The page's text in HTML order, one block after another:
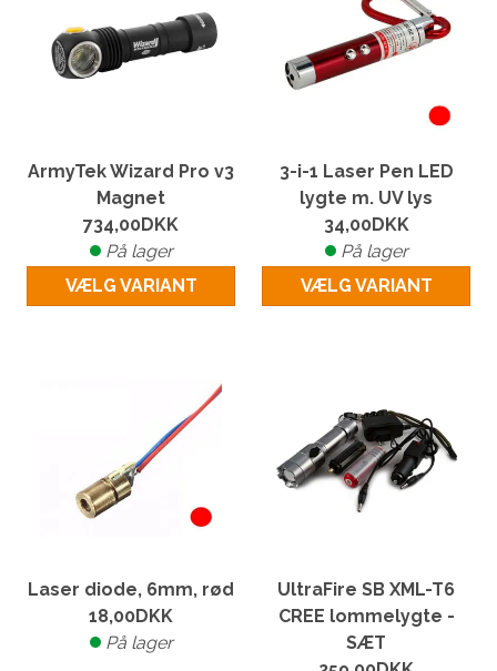
ArmyTek Wizard Pro v3
Magnet
734,00DKK
På lager
VÆLG VARIANT
3-i-1 Laser Pen LED
lygte m. UV lys
34,00DKK
På lager
VÆLG VARIANT
Laser diode, 6mm, rød
18,00DKK
På lager
UltraFire SB XML-T6
CREE lommelygte -
SÆT